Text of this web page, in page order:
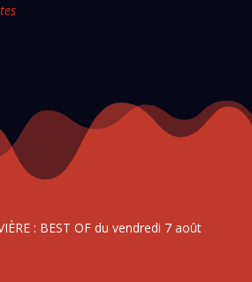
: BEST OF du vendredi 7 août